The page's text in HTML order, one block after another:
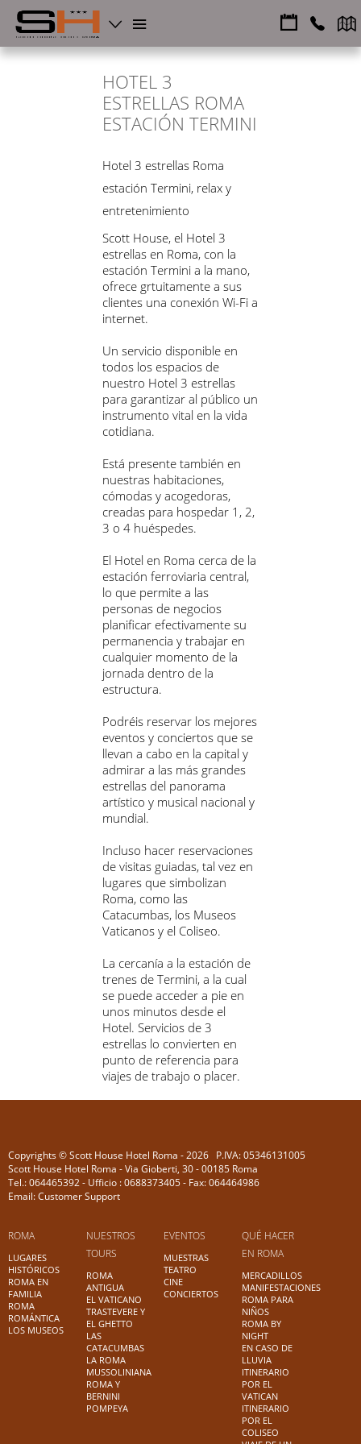
HOTEL 3
ESTRELLAS ROMA
ESTACIÓN TERMINI
Hotel 3 estrellas Roma
estación Termini, relax y
entretenimiento
Scott House, el Hotel 3
estrellas en Roma, con la
estación Termini a la mano,
ofrece grtuitamente a sus
clientes una conexión Wi-Fi a
internet.
Un servicio disponible en
todos los espacios de
nuestro Hotel 3 estrellas
para garantizar al público un
instrumento vital en la vida
cotidiana.
Está presente también en
nuestras habitaciones,
cómodas y acogedoras,
creadas para hospedar 1, 2,
3 o 4 huéspedes.
El Hotel en Roma cerca de la
estación ferroviaria central,
lo que permite a las
personas de negocios
planificar efectivamente su
permanencia y trabajar en
cualquier momento de la
jornada dentro de la
estructura.
Podréis reservar los mejores
eventos y conciertos que se
llevan a cabo en la capital y
admirar a las más grandes
estrellas del panorama
artístico y musical nacional y
mundial.
Incluso hacer reservaciones
de visitas guiadas, tal vez en
lugares que simbolizan
Roma, como las
Catacumbas, los Museos
Vaticanos y el Coliseo.
La cercanía a la estación de
trenes de Termini, a la cual
se puede acceder a pie en
unos minutos desde el
Hotel. Servicios de 3
estrellas lo convierten en
punto de referencia para
viajes de trabajo o placer.
Copyrights © Scott House Hotel Roma - 2026 P.IVA: 05346131005
Scott House Hotel Roma - Via Gioberti, 30 - 00185 Roma
Tel.: 064465392 - Ufficio : 0688373405 - Fax: 064464986
Email: Customer Support
ROMA
LUGARES
HISTÓRICOS
ROMA EN
FAMILIA
ROMA
ROMÁNTICA
LOS MUSEOS
NUESTROS
TOURS
ROMA
ANTIGUA
EL VATICANO
TRASTEVERE Y
EL GHETTO
LAS
CATACUMBAS
LA ROMA
MUSSOLINIANA
ROMA Y
BERNINI
POMPEYA
EVENTOS
MUESTRAS
TEATRO
CINE
CONCIERTOS
QUÉ HACER
EN ROMA
MERCADILLOS
MANIFESTACIONES
ROMA PARA
NIÑOS
ROMA BY
NIGHT
EN CASO DE
LLUVIA
ITINERARIO
POR EL
VATICAN
ITINERARIO
POR EL
COLISEO